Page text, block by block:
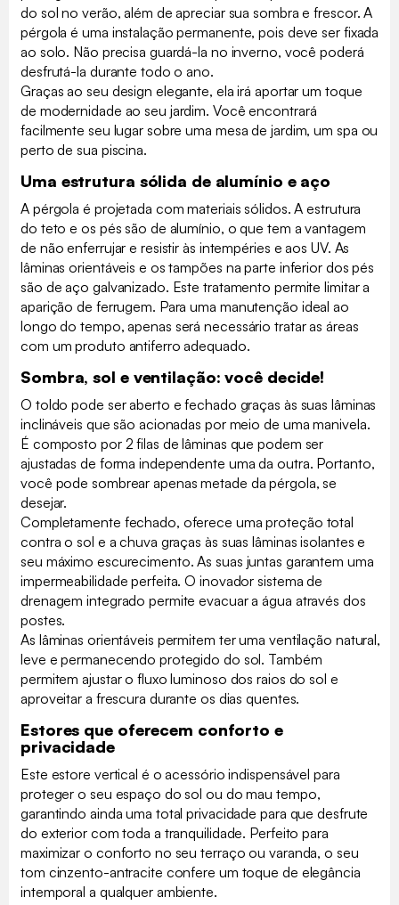
do sol no verão, além de apreciar sua sombra e frescor. A
pérgola é uma instalação permanente, pois deve ser fixada
ao solo. Não precisa guardá-la no inverno, você poderá
desfrutá-la durante todo o ano.
Graças ao seu design elegante, ela irá aportar um toque
de modernidade ao seu jardim. Você encontrará
facilmente seu lugar sobre uma mesa de jardim, um spa ou
perto de sua piscina.
Uma estrutura sólida de alumínio e aço
A pérgola é projetada com materiais sólidos. A estrutura
do teto e os pés são de alumínio, o que tem a vantagem
de não enferrujar e resistir às intempéries e aos UV. As
lâminas orientáveis e os tampões na parte inferior dos pés
são de aço galvanizado. Este tratamento permite limitar a
aparição de ferrugem. Para uma manutenção ideal ao
longo do tempo, apenas será necessário tratar as áreas
com um produto antiferro adequado.
Sombra, sol e ventilação: você decide!
O toldo pode ser aberto e fechado graças às suas lâminas
inclináveis que são acionadas por meio de uma manivela.
É composto por 2 filas de lâminas que podem ser
ajustadas de forma independente uma da outra. Portanto,
você pode sombrear apenas metade da pérgola, se
desejar.
Completamente fechado, oferece uma proteção total
contra o sol e a chuva graças às suas lâminas isolantes e
seu máximo escurecimento. As suas juntas garantem uma
impermeabilidade perfeita. O inovador sistema de
drenagem integrado permite evacuar a água através dos
postes.
As lâminas orientáveis permitem ter uma ventilação natural,
leve e permanecendo protegido do sol. Também
permitem ajustar o fluxo luminoso dos raios do sol e
aproveitar a frescura durante os dias quentes.
Estores que oferecem conforto e
privacidade
Este estore vertical é o acessório indispensável para
proteger o seu espaço do sol ou do mau tempo,
garantindo ainda uma total privacidade para que desfrute
do exterior com toda a tranquilidade. Perfeito para
maximizar o conforto no seu terraço ou varanda, o seu
tom cinzento-antracite confere um toque de elegância
intemporal a qualquer ambiente.